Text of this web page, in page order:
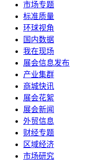
市场专题
标准质量
环球视角
国内数据
我在现场
展会信息发布
产业集群
商城快讯
展会花絮
展会新闻
外贸信息
财经专题
区域经济
市场研究